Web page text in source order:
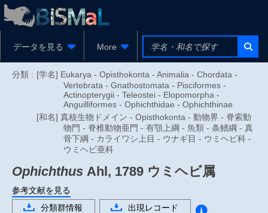
データを見る More
分類 : [学名] Eukarya - Opisthokonta - Animalia - Chordata -
Vertebrata - Gnathostomata - Pisciformes -
Actinopterygii - Teleostei - Elopomorpha -
Anguilliformes - Ophichthidae - Ophichthinae
[和名] 真核生物ドメイン - Opisthokonta - 動物界 - 脊索動
物門 - 脊椎動物亜門 - 有顎上綱 - 魚類 - 条鰭綱 - 真
骨下綱 - カライワシ上目 - ウナギ目 - ウミヘビ科 -
ウミヘビ亜科
Ophichthus Ahl, 1789 ウミヘビ属
参考文献を見る
分類群情報
出現レコード